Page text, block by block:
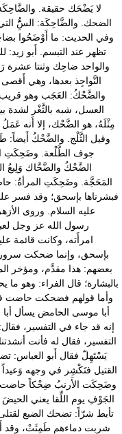
لا يَضْحَك حقيقة.
الضحك. والضَّاحِكَة: السُِّّ
وفي الحديث: ما أَوْضَحُوا
تظهر عند التبسم. أَبو زيد:
والواحد ضاحِك وثنتا
النَّواجِذ بعدها، وهي
والضَّحْكُ: العَجَب وهو قريب
العسل، شبه بالثَّغْر لشدة
مِثْلَهُ، هو الضَّحْك، إلا أَنه
وقيل الثَّلْج. والضَّحْكُ أَيضاً:
جوف الطَّلْعة. وضَحِكَتِ
الضَّحْكُ والضَّحَّاك وَلِيعُ
المَحَجَّة. وضَحِكَتِ المرأةُ:
فبشرناها بإسحق؛ وقد فسر
عليه السلام. وروى
رسول الله عز وجل
امرأَته، وكانت
بإسحق، وإنما ضحكت سروراً
بعضهم: هذا مقدَّم، ومؤخر
بالبشارة؛ قال الفراء: وهو ما
وأما قولهم فضحكت حاضت
أبا موسى الحامض يسأل
إنه قد جاء في التفسير،
التفسير، فقال له فأنت
يَسْتَهِلّ فقال أَبو العباس:
القتيل فتَكْشِر في وجهه وَعيداً
وضَحِكَت الأَرنبُ ضِحْكاً
الجَوْفِ يوم اللِّقا يعني
تأبط شرّاً: تضحك الضبع
شربت دماءهم طَمِثَتْ، وقد